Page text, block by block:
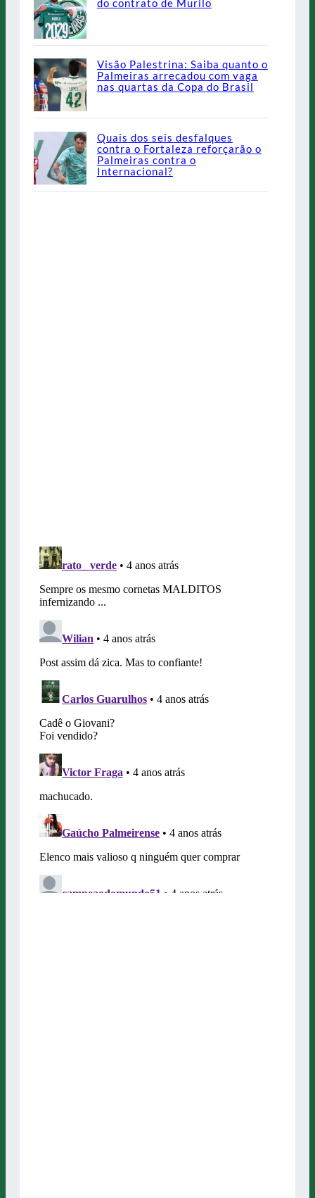
do contrato de Murilo
Visão Palestrina: Saiba quanto o
Palmeiras arrecadou com vaga
nas quartas da Copa do Brasil
Quais dos seis desfalques
contra o Fortaleza reforçarão o
Palmeiras contra o
Internacional?